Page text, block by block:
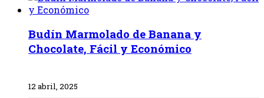
Budín Marmolado de Banana y
Chocolate, Fácil y Económico
12 abril, 2025